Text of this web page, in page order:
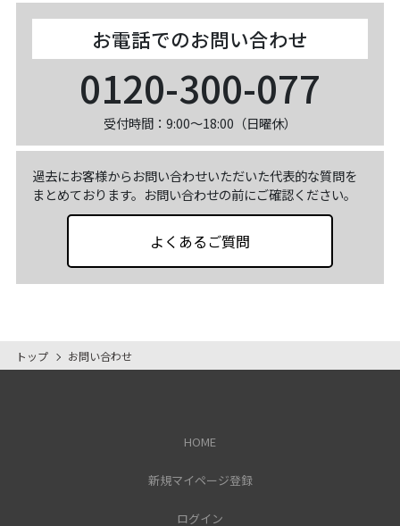
する場合がございます。
個人情報保護法第16条・27条に基づき、通常の業務
課程にて取得した販売履歴を含む個人情報に関して、
削除には応じかねますが、DM送付等の営業活動の停
止は、ご連絡いただければすぐに対応いたします。
【お問合せ】
当社の個人情報保護方針あるいは当社保有の個人情
報に関するお問合せ等は「当社相談窓口担当」まで
ご連絡ください。
TEL：0120-300-077<午前9時～午後6時受付、日曜
郵送：〒663-8204 兵庫県西宮市高松町7-26-2F
お電話でのお問い合わせ
0120-300-077
受付時間：9:00～18:00（日曜休）
過去にお客様からお問い合わせいただいた代表的な質問を
まとめております。お問い合わせの前にご確認ください。
よくあるご質問
トップ お問い合わせ
HOME
新規マイページ登録
ログイン